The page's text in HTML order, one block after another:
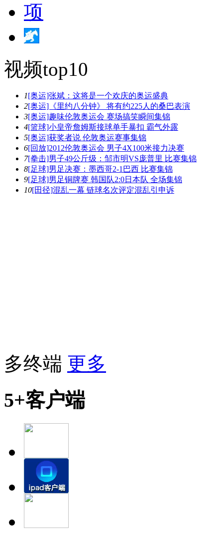
视频top10
1[奥运]张斌：这将是一个欢庆的奥运盛典
2[奥运]《里约八分钟》 将有约225人的桑巴表演
3[奥运]趣味伦敦奥运会 赛场搞笑瞬间集锦
4[篮球]小皇帝詹姆斯接球单手暴扣 霸气外露
5[奥运]获奖者说 伦敦奥运赛事集锦
6[回放]2012伦敦奥运会 男子4X100米接力决赛
7[拳击]男子49公斤级：邹市明VS庞普里 比赛集锦
8[足球]男足决赛：墨西哥2-1巴西 比赛集锦
9[足球]男足铜牌赛 韩国队2:0日本队 全场集锦
10[田径]混乱一幕 链球名次评定混乱引申诉
多终端 更多
5+客户端